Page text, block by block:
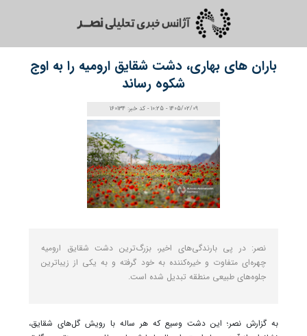
باران‌ های بهاری، دشت شقایق ارومیه را به اوج
شکوه رساند
1405/02/09 - 10:25 - کد خبر: 160134
نصر: در پی بارندگی‌های اخیر، بزرگ‌ترین دشت شقایق ارومیه
چهره‌ای متفاوت و خیره‌کننده به خود گرفته و به یکی از زیباترین
جلوه‌های طبیعی منطقه تبدیل شده است.
به گزارش نصر؛ این دشت وسیع که هر ساله با رویش گل‌های شقایق،